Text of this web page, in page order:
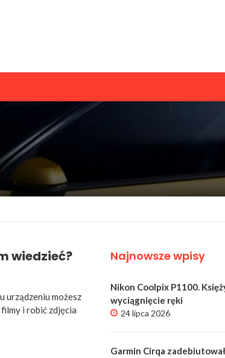
wiedzieć?
urządzeniu możesz
i robić zdjęcia
Najnowsze wpisy
Nikon Coolpix P1100.
wyciągnięcie ręki
24 lipca 2026
Garmin Cirqa